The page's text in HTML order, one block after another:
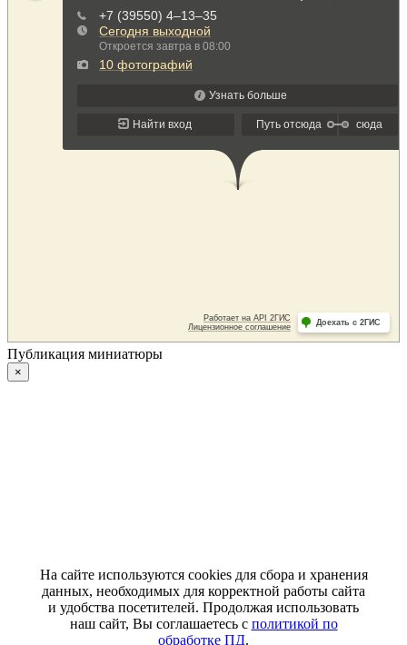
Публикация миниатюры
×
На сайте используются cookies для сбора и хранения
данных, необходимых для корректной работы сайта
и удобства посетителей. Продолжая использовать
наш сайт, Вы соглашаетесь с политикой по
обработке ПД.